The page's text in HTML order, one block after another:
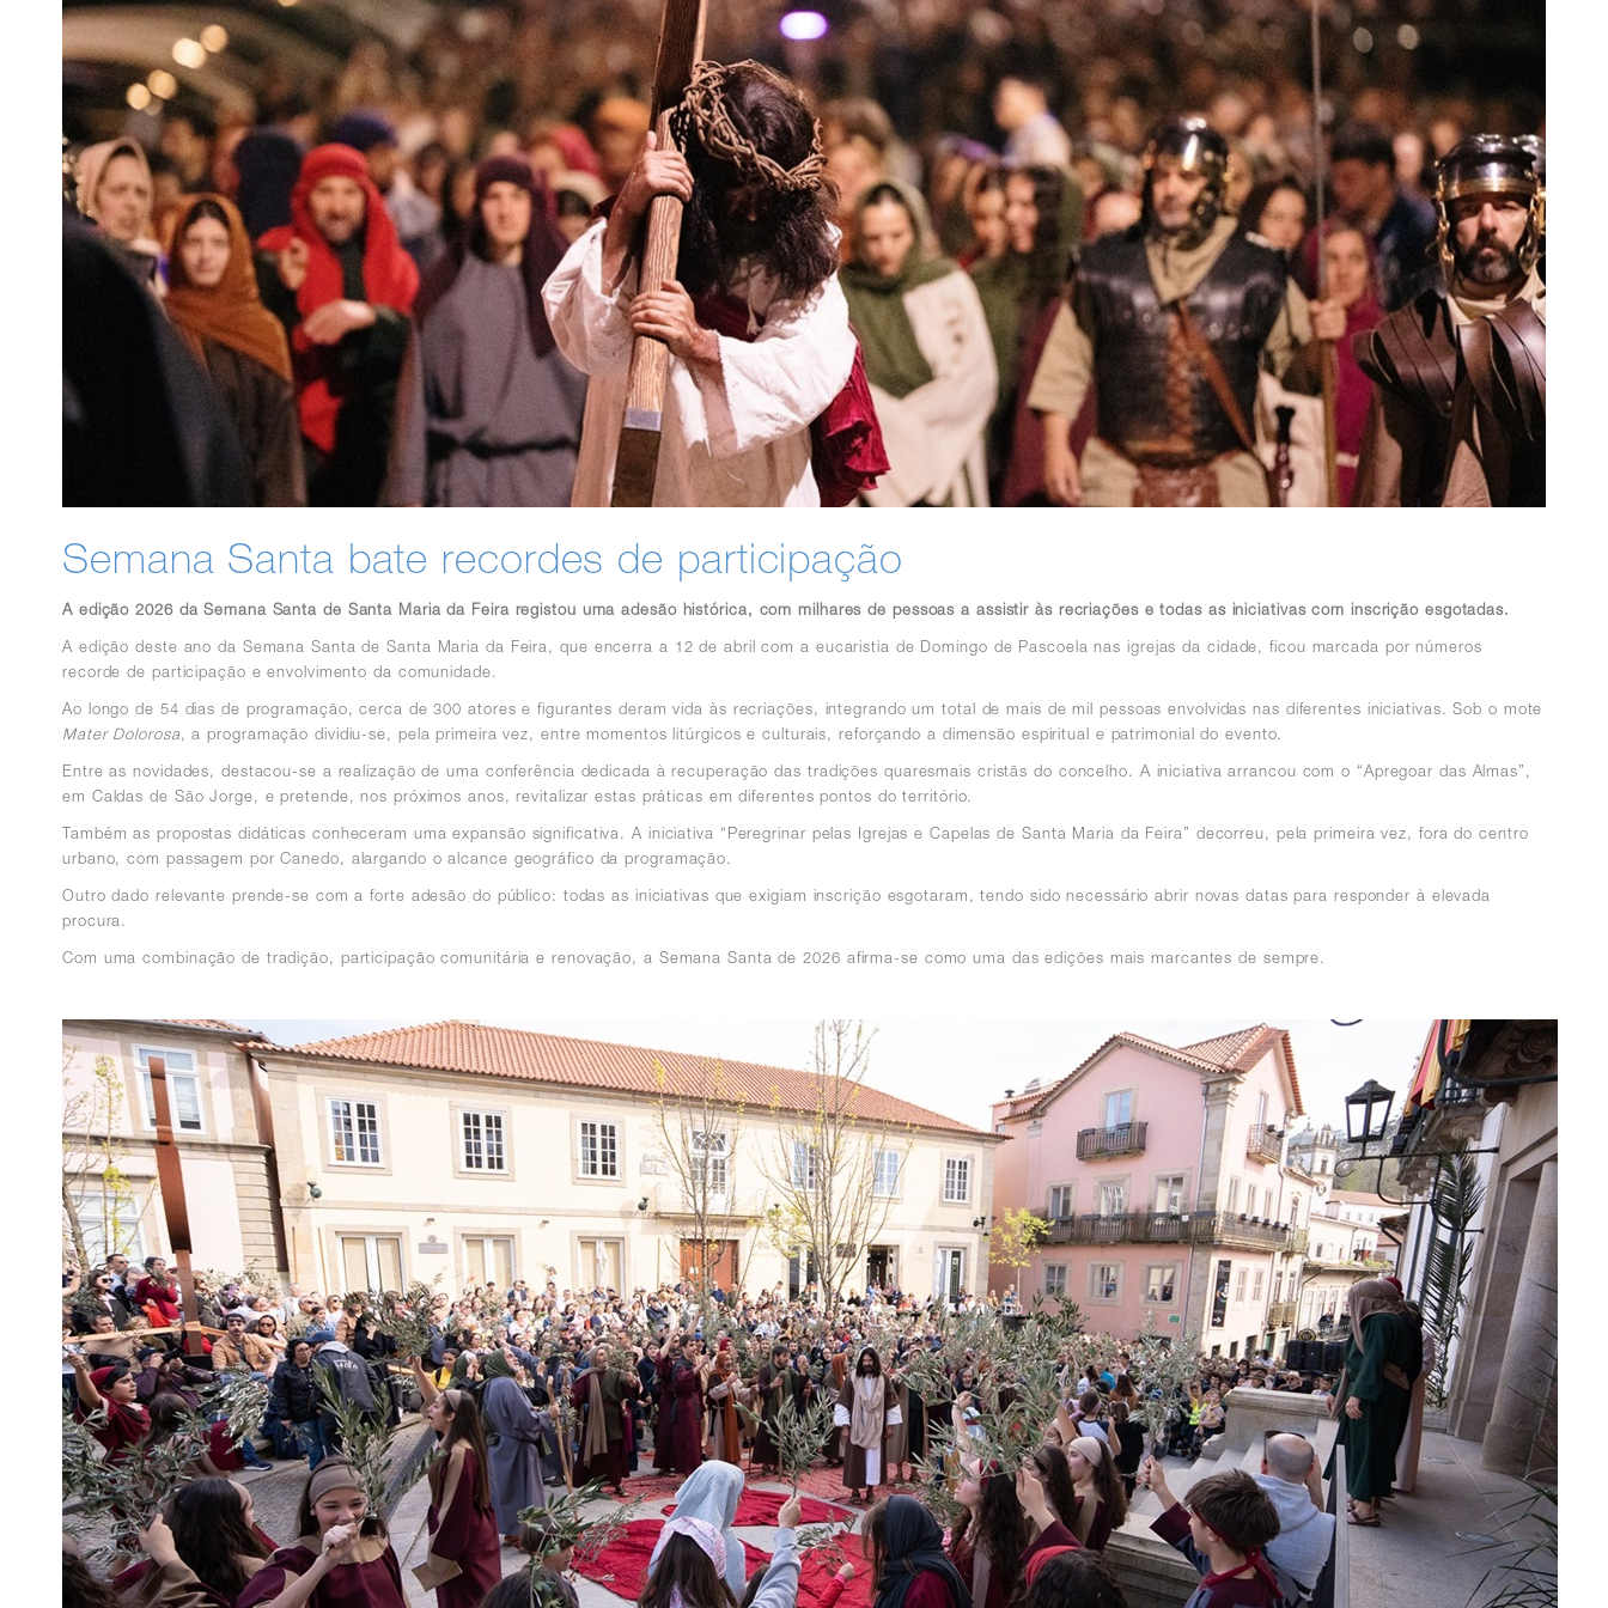
Semana Santa bate recordes de participação
A edição 2026 da Semana Santa de Santa Maria da Feira registou uma adesão histórica, com milhares de pessoas a assistir às recriações e todas as iniciativas com inscrição esgotadas.
A edição deste ano da Semana Santa de Santa Maria da Feira, que encerra a 12 de abril com a eucaristia de Domingo de Pascoela nas igrejas da cidade, ficou marcada por números
recorde de participação e envolvimento da comunidade.
Ao longo de 54 dias de programação, cerca de 300 atores e figurantes deram vida às recriações, integrando um total de mais de mil pessoas envolvidas nas diferentes iniciativas. Sob o mote
Mater Dolorosa, a programação dividiu-se, pela primeira vez, entre momentos litúrgicos e culturais, reforçando a dimensão espiritual e patrimonial do evento.
Entre as novidades, destacou-se a realização de uma conferência dedicada à recuperação das tradições quaresmais cristãs do concelho. A iniciativa arrancou com o “Apregoar das Almas”,
em Caldas de São Jorge, e pretende, nos próximos anos, revitalizar estas práticas em diferentes pontos do território.
Também as propostas didáticas conheceram uma expansão significativa. A iniciativa “Peregrinar pelas Igrejas e Capelas de Santa Maria da Feira” decorreu, pela primeira vez, fora do centro
urbano, com passagem por Canedo, alargando o alcance geográfico da programação.
Outro dado relevante prende-se com a forte adesão do público: todas as iniciativas que exigiam inscrição esgotaram, tendo sido necessário abrir novas datas para responder à elevada
procura.
Com uma combinação de tradição, participação comunitária e renovação, a Semana Santa de 2026 afirma-se como uma das edições mais marcantes de sempre.